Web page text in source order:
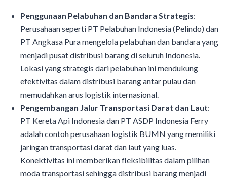
Penggunaan Pelabuhan dan Bandara Strategis:
Perusahaan seperti PT Pelabuhan Indonesia (Pelindo) dan
PT Angkasa Pura mengelola pelabuhan dan bandara yang
menjadi pusat distribusi barang di seluruh Indonesia.
Lokasi yang strategis dari pelabuhan ini mendukung
efektivitas dalam distribusi barang antar pulau dan
memudahkan arus logistik internasional.
Pengembangan Jalur Transportasi Darat dan Laut:
PT Kereta Api Indonesia dan PT ASDP Indonesia Ferry
adalah contoh perusahaan logistik BUMN yang memiliki
jaringan transportasi darat dan laut yang luas.
Konektivitas ini memberikan fleksibilitas dalam pilihan
moda transportasi sehingga distribusi barang menjadi